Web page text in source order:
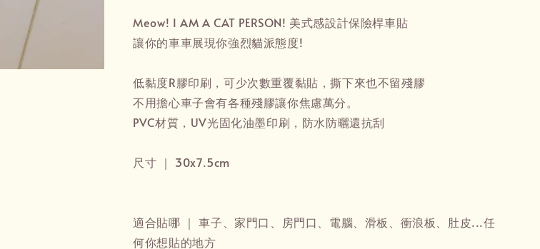
Meow! I AM A CAT PERSON! 美式感設計保險桿車貼
讓你的車車展現你強烈貓派態度!
低黏度R膠印刷，可少次數重覆黏貼，撕下來也不留殘膠
不用擔心車子會有各種殘膠讓你焦慮萬分。
PVC材質，UV光固化油墨印刷，防水防曬還抗刮
尺寸 ｜ 30x7.5cm
適合貼哪 ｜ 車子、家門口、房門口、電腦、滑板、衝浪板、肚皮...任
何你想貼的地方